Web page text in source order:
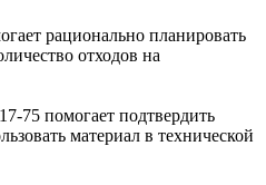
рационально планировать
отходов на
75 помогает подтвердить
материал в технической